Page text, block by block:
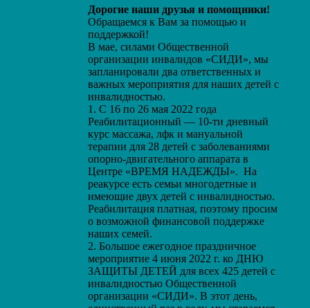
Дорогие наши друзья и помощники!
Обращаемся к Вам за помощью и
поддержкой!
В мае, силами Общественной
организации инвалидов «СИДИ», мы
запланировали два ответственных и
важных мероприятия для наших детей с
инвалидностью.
1. С 16 по 26 мая 2022 года
Реабилитационный — 10-ти дневный
курс массажа, лфк и мануальной
терапии для 28 детей с заболеваниями
опорно-двигательного аппарата в
Центре «ВРЕМЯ НАДЕЖДЫ». На
реакурсе есть семьи многодетные и
имеющие двух детей с инвалидностью.
Реабилитация платная, поэтому просим
о возможной финансовой поддержке
наших семей.
2. Большое ежегодное праздничное
мероприятие 4 июня 2022 г. ко ДНЮ
ЗАЩИТЫ ДЕТЕЙ для всех 425 детей с
инвалидностью Общественной
организации «СИДИ». В этот день,